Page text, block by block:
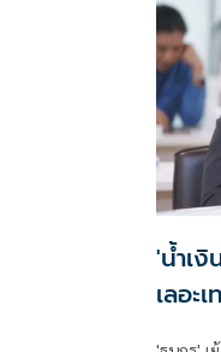
'น้ำเ
เลอะ